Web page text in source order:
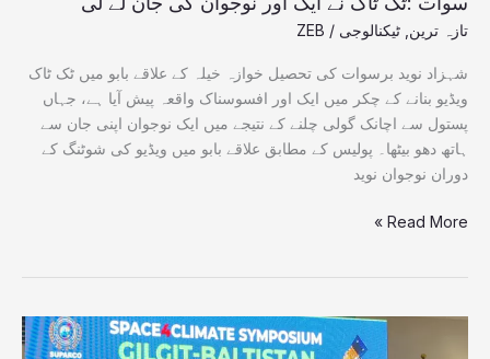
تازہ ترین ٹیکنالوجی /
ZEB
شہزاد نوید برسوات کی تحصیل خوازہ خیلہ کے علاقے بابو میں ٹک ٹاک
ویڈیو بنانے کے چکر میں ایک اور افسوسناک واقعہ پیش آیا ہے، جہاں
پستول سے اچانک گولی چلنے کے نتیجے میں ایک نوجوان اپنی جان سے
ہاتھ دھو بیٹھا۔ پولیس کے مطابق علاقے بابو میں ویڈیو کی شوٹنگ کے
دوران نوجوان نوید
Read More »